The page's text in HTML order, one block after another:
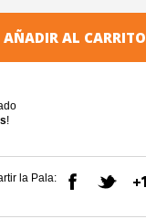
AÑADIR AL CARRITO
!
la Pala: